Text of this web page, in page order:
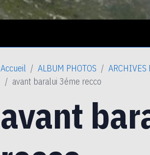
Accueil ALBUM PHOTOS
ARCHIVES
avant baralui 3éme recco
avant